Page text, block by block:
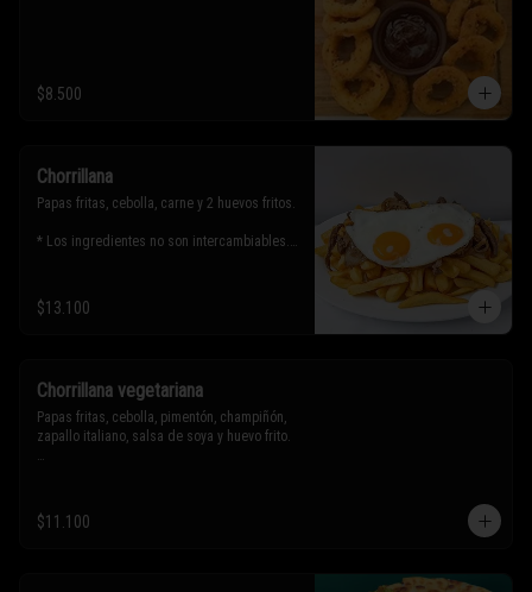
$8.500
Chorrillana
Papas fritas, cebolla, carne y 2 huevos fritos.
* Los ingredientes no son intercambiables.
$13.100
Chorrillana vegetariana
Papas fritas, cebolla, pimentón, champiñón,
zapallo italiano, salsa de soya y huevo frito.
Sólo puedes solicitar eliminar un
ingrediente.
$11.100